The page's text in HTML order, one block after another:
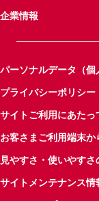
企業情報
パーソナルデータ（
プライバシーポリシー
サイトご利用にあたっ
お客さまご利用端末
見やすさ・使いやすさ
サイトメンテナンス情